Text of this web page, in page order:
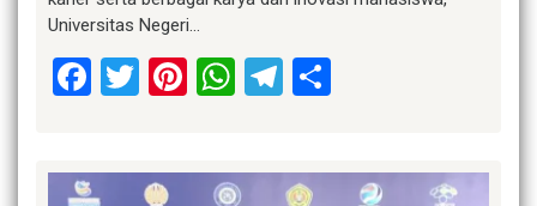
Universitas Negeri…
Facebook
Twitter
Pinterest
WhatsApp
Telegram